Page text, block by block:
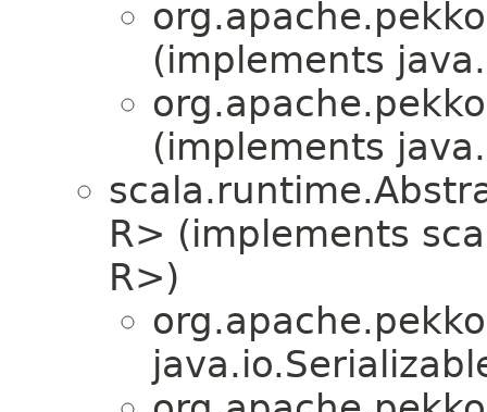
(implements
(implements
R> (implements
R>)